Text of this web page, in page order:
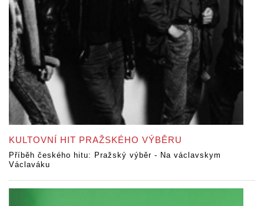
KULTOVNÍ HIT PRAŽSKÉHO VÝBĚRU
Příběh českého hitu: Pražský výběr - Na václavskym
Václaváku